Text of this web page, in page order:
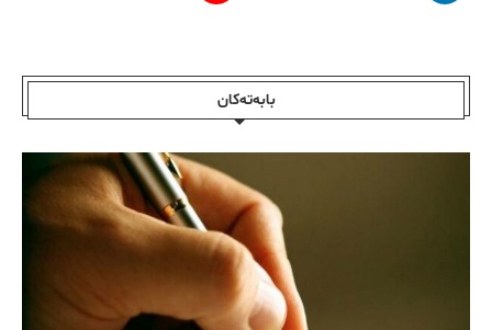
بابەتەکان